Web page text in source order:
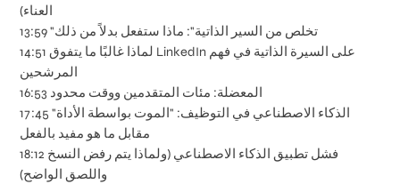
العناء)
13:59 "تخلص من السير الذاتية": ماذا ستفعل بدلاً من ذلك
14:51 لماذا غالبًا ما يتفوق LinkedIn على السيرة الذاتية في فهم
المرشحين
16:53 المعضلة: مئات المتقدمين ووقت محدود
17:45 الذكاء الاصطناعي في التوظيف: "الموت بواسطة الأداة"
مقابل ما هو مفيد بالفعل
18:12 فشل تطبيق الذكاء الاصطناعي (ولماذا يتم رفض النسخ
واللصق الواضح)